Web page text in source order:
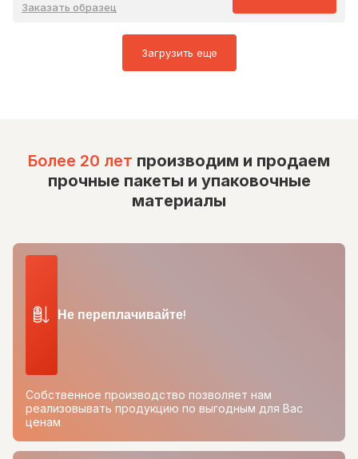
Заказать образец
Загрузить еще
Более 20 лет производим и продаем
прочные пакеты и упаковочные
материалы
Не переплачивайте!
Собственное производство позволяет нам
реализовывать продукцию по выгодным для Вас
ценам